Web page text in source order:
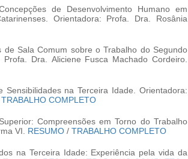
de Desenvolvimento Humano em
Orientadora: Profa. Dra. Rosânia
de Sala Comum sobre o Trabalho do Segundo
Dra. Aliciene Fusca Machado Cordeiro.
Sensibilidades na Terceira Idade. Orientadora:
TRABALHO COMPLETO
Compreensões em Torno do Trabalho
VI. RESUMO/ TRABALHO COMPLETO
na Terceira Idade: Experiência pela vida da